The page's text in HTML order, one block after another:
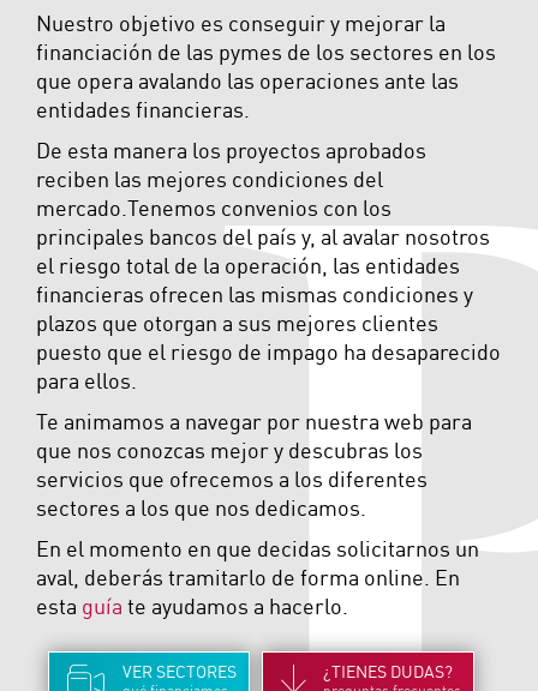
Nuestro objetivo es conseguir y mejorar la
financiación de las pymes de los sectores en los
que opera avalando las operaciones ante las
entidades financieras.
De esta manera los proyectos aprobados
reciben las mejores condiciones del
mercado.Tenemos convenios con los
principales bancos del país y, al avalar nosotros
el riesgo total de la operación, las entidades
financieras ofrecen las mismas condiciones y
plazos que otorgan a sus mejores clientes
puesto que el riesgo de impago ha desaparecido
para ellos.
Te animamos a navegar por nuestra web para
que nos conozcas mejor y descubras los
servicios que ofrecemos a los diferentes
sectores a los que nos dedicamos.
En el momento en que decidas solicitarnos un
aval, deberás tramitarlo de forma online. En
esta guía te ayudamos a hacerlo.
VERSECTORES ¿TIENES DUDAS?